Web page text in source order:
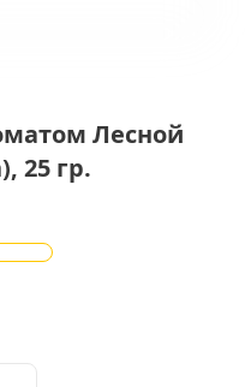
Лесной
25 гр.